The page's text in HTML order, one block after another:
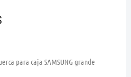
para caja SAMSUNG grande